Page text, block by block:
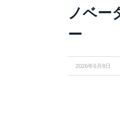
ノベー
ー
2026年6月8日